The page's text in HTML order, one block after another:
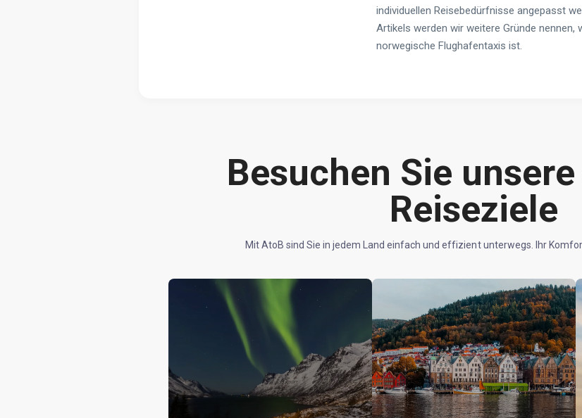
individuellen Reisebedürfnisse angepasst
Artikels werden wir weitere Gründe
norwegische Flughafentaxis ist.
Besuchen Sie
Reiseziele
Mit AtoB sind Sie in jedem Land einfach und effizient unterwegs. Ihr